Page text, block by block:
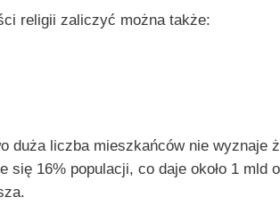
religii zaliczyć można także:
duża liczba mieszkańców nie wyznaje
się 16% populacji, co daje około 1 mld